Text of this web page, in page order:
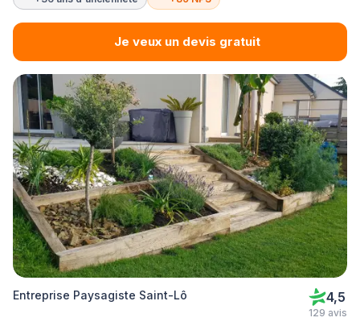
Je veux un devis gratuit
Entreprise Paysagiste Saint-Lô 4,5
129 avis